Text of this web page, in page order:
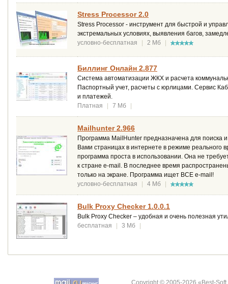
Stress Processor 2.0
Stress Processor - инструмент для быстрой и
экстремальных условиях, выявления багов,
условно-бесплатная
| 2 Мб |
Биллинг Онлайн 2.877
Система автоматизации ЖКХ и расчета
Паспортный учет, расчеты с юрлицами. Сервис
и платежей.
Платная
| 7 Мб |
Mailhunter 2.966
Программа MailHunter предназначена для
Вами страницах в интернете в режиме реального
программа проста в использовании. Она не
к стране e-mail. В последнее время
только на экране. Программа ищет ВСЕ e-mail!
условно-бесплатная
| 4 Мб |
Bulk Proxy Checker 1.0.0.1
Bulk Proxy Checker – удобная и очень полезная
бесплатная
| 3 Мб |
Copyright © 2005-2026 «Best-